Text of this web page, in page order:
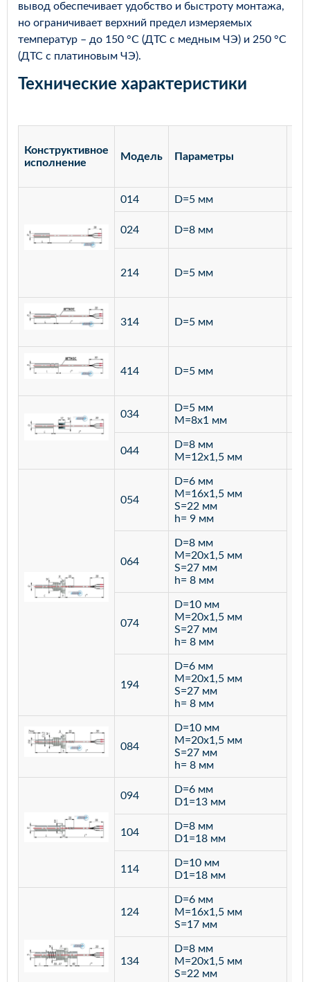
вывод обеспечивает удобство и быстроту монтажа,
но ограничивает верхний предел измеряемых
температур – до 150 °С (ДТС с медным ЧЭ) и 250 °С
(ДТС с платиновым ЧЭ).
Технические характеристики
Конструктивное
исполнение
Модель Параметры
014 D=5 мм
024 D=8 мм
214 D=5 мм
314 D=5 мм
414 D=5 мм
034
D=5 мм
M=8х1 мм
044
D=8 мм
M=12х1,5 мм
054
D=6 мм
M=16х1,5 мм
S=22 мм
h= 9 мм
064
D=8 мм
M=20х1,5 мм
S=27 мм
h= 8 мм
074
D=10 мм
M=20х1,5 мм
S=27 мм
h= 8 мм
194
D=6 мм
M=20х1,5 мм
S=27 мм
h= 8 мм
084
D=10 мм
M=20х1,5 мм
S=27 мм
h= 8 мм
094
D=6 мм
D1=13 мм
104
D=8 мм
D1=18 мм
114
D=10 мм
D1=18 мм
124
D=6 мм
M=16х1,5 мм
S=17 мм
134
D=8 мм
M=20х1,5 мм
S=22 мм